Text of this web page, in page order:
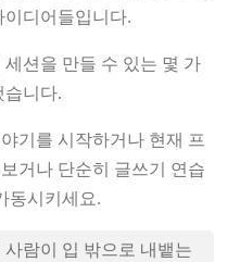
디어들입니다.
션을 만들 수 있는 몇 가
니다.
기를 시작하거나 현재 프
거나 단순히 글쓰기 연습
동시키세요.
람이 입 밖으로 내뱉는